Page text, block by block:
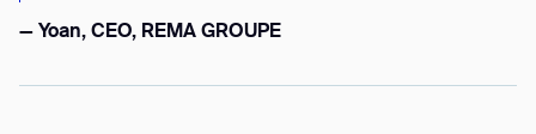
— Yoan, CEO, REMA GROUPE